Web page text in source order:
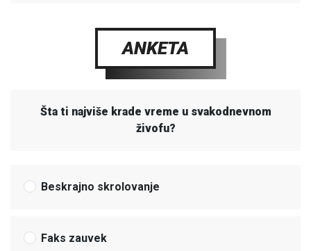
ANKETA
Šta ti najviše krade vreme u svakodnevnom
živofu?
Beskrajno skrolovanje
Faks zauvek